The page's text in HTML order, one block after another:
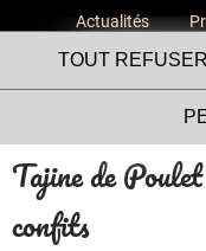
Actualités
Tajine de
confits
TOUT REFUSER